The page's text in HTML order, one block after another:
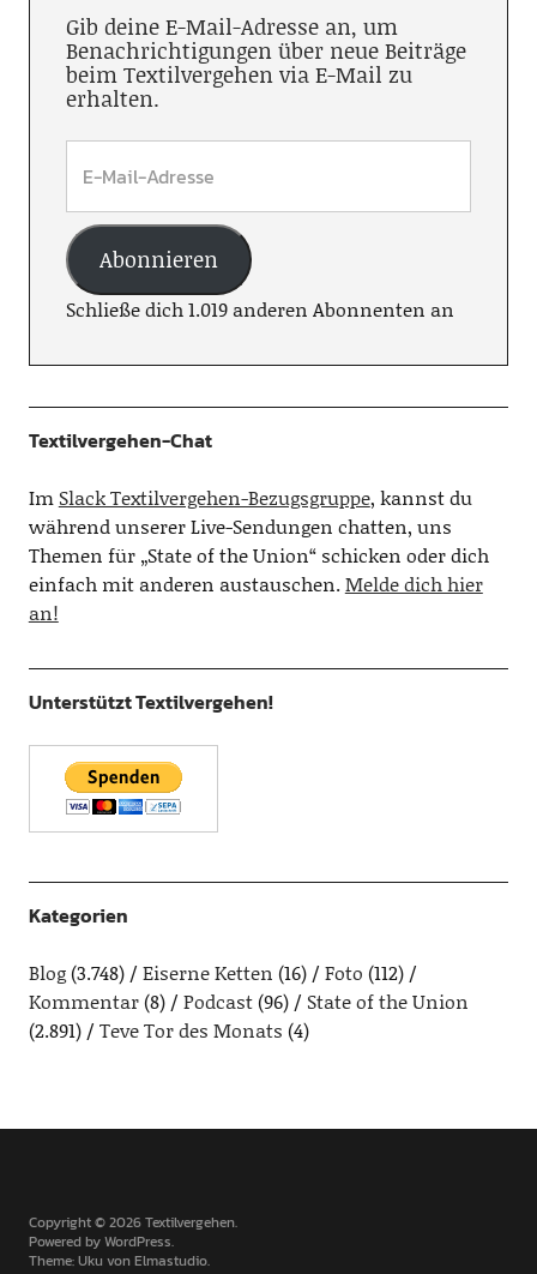
Gib deine E-Mail-Adresse an, um
Benachrichtigungen über neue Beiträge
beim Textilvergehen via E-Mail zu
erhalten.
Abonnieren
Schließe dich 1.019 anderen Abonnenten an
Textilvergehen-Chat
Im Slack Textilvergehen-Bezugsgruppe, kannst du
während unserer Live-Sendungen chatten, uns
Themen für „State of the Union“ schicken oder dich
einfach mit anderen austauschen.Melde dich hier
an!
Unterstützt Textilvergehen!
Kategorien
Blog(3.748) Eiserne Ketten (16) Foto (112)
Kommentar(8) Podcast(96)
State of the Union
(2.891)
Teve Tor des Monats (4)
Copyright © 2026 Textilvergehen
Powered byWordPress
Theme: Uku vonElmastudio